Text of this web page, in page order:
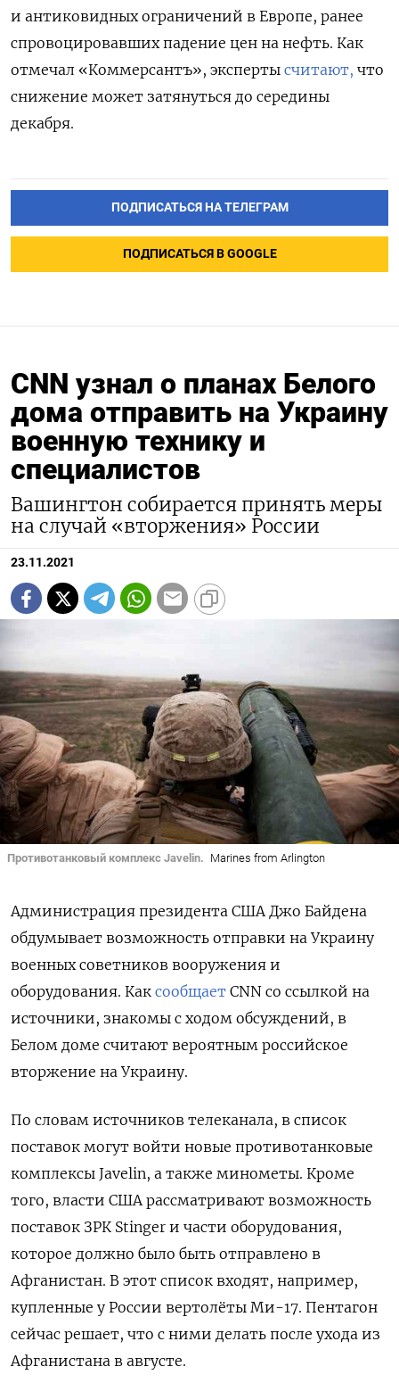
и антиковидных ограничений в Европе, ранее
спровоцировавших падение цен на нефть. Как
отмечал «Коммерсантъ», эксперты считают, что
снижение может затянуться до середины
декабря.
ПОДПИСАТЬСЯ НА ТЕЛЕГРАМ
ПОДПИСАТЬСЯ В GOOGLE
CNN узнал о планах Белого
дома отправить на Украину
военную технику и
специалистов
Вашингтон собирается принять меры
на случай «вторжения» России
23.11.2021
Противотанковый комплекс Javelin. Marines from Arlington
Администрация президента США Джо Байдена
обдумывает возможность отправки на Украину
военных советников вооружения и
оборудования. Как сообщает CNN со ссылкой на
источники, знакомы с ходом обсуждений, в
Белом доме считают вероятным российское
вторжение на Украину.
По словам источников телеканала, в список
поставок могут войти новые противотанковые
комплексы Javelin, а также минометы. Кроме
того, власти США рассматривают возможность
поставок ЗРК Stinger и части оборудования,
которое должно было быть отправлено в
Афганистан. В этот список входят, например,
купленные у России вертолёты Ми-17. Пентагон
сейчас решает, что с ними делать после ухода из
Афганистана в августе.